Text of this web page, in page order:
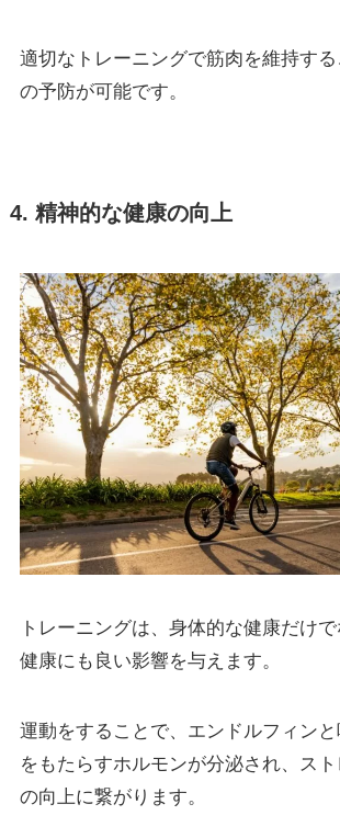
適切なトレーニングで筋肉を維持す
の予防が可能です。
4. 精神的な健康の向上
トレーニングは、身体的な健康だけ
健康にも良い影響を与えます。
運動をすることで、エンドルフィン
をもたらすホルモンが分泌され、ス
の向上に繋がります。